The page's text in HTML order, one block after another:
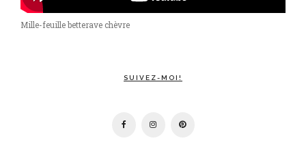
Mille-feuille betterave chèvre
SUIVEZ-MOI!